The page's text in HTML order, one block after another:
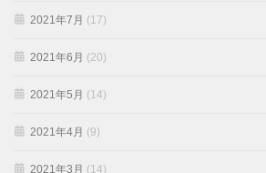
2021年7月 (17)
2021年6月 (20)
2021年5月 (14)
2021年4月 (9)
2021年3月 (14)